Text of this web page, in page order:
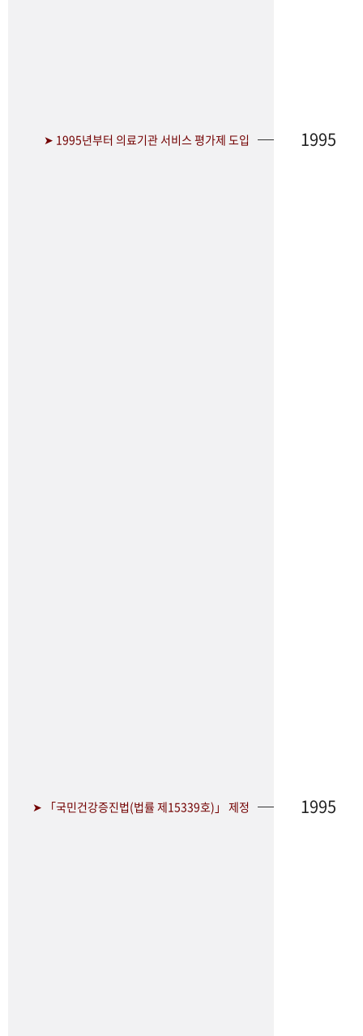
➤ 1995년부터 의료기관 서비스 평가제 도입 1995
➤ 「국민건강증진법(법률 제15339호)」 제정 1995